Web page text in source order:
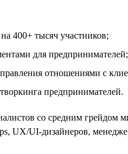
400+ тысяч участников;
для предпринимателей;
отношениями с
предпринимателей.
со средним грейдом
UX/UI-дизайнеров,